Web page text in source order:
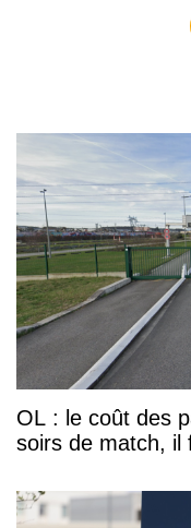
OL : le coût des
soirs de match, il